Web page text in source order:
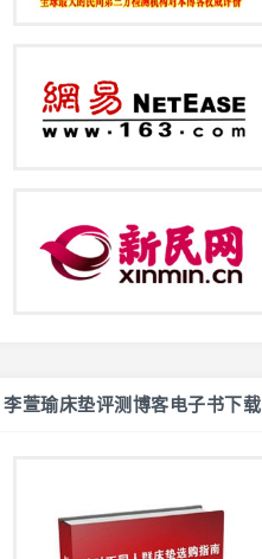
李萱瑜床垫评测博客电子书下载